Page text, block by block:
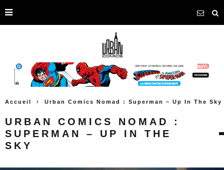
Accueil Urban Comics Nomad : Superman – Up In The Sky
URBAN COMICS NOMAD :
SUPERMAN – UP IN THE
SKY